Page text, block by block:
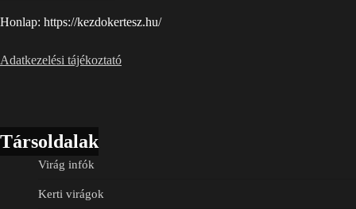
Honlap: https://kezdokertesz.hu/
Adatkezelési tájékoztató
Társoldalak
Virág infók
Kerti virágok